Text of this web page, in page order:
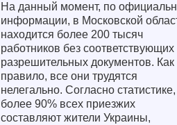
На данный момент, по
информации, в Московской
находится более 200 тысяч
работников без соответствующих
разрешительных документов. Как
правило, все они трудятся
нелегально. Согласно статистике,
более 90% всех приезжих
составляют жители Украины,